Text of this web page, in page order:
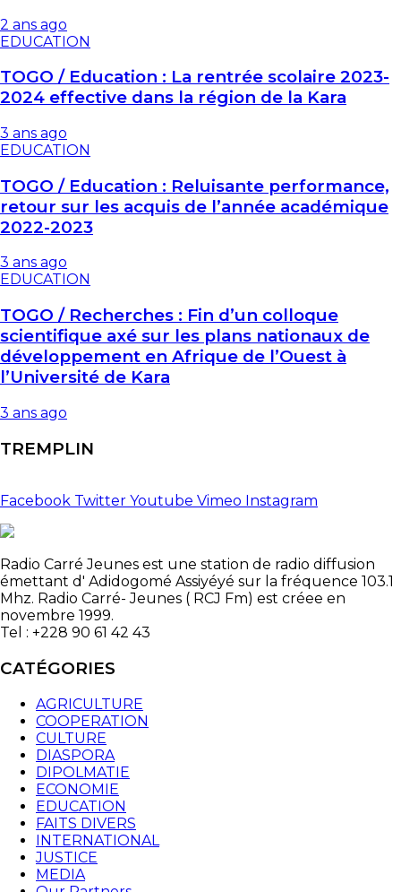
2 ans ago
EDUCATION
TOGO / Education : La rentrée scolaire 2023-
2024 effective dans la région de la Kara
3 ans ago
EDUCATION
TOGO / Education : Reluisante performance,
retour sur les acquis de l’année académique
2022-2023
3 ans ago
EDUCATION
TOGO / Recherches : Fin d’un colloque
scientifique axé sur les plans nationaux de
développement en Afrique de l’Ouest à
l’Université de Kara
3 ans ago
TREMPLIN
Facebook Twitter Youtube Vimeo Instagram
Radio Carré Jeunes est une station de radio diffusion
émettant d' Adidogomé Assiyéyé sur la fréquence 103.1
Mhz. Radio Carré- Jeunes ( RCJ Fm) est créee en
novembre 1999.
Tel : +228 90 61 42 43
CATÉGORIES
AGRICULTURE
COOPERATION
CULTURE
DIASPORA
DIPOLMATIE
ECONOMIE
EDUCATION
FAITS DIVERS
INTERNATIONAL
JUSTICE
MEDIA